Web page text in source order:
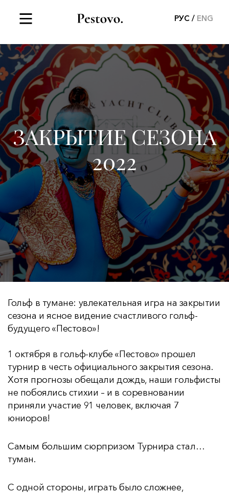
РУС ENG
ЗАКРЫТИЕ СЕЗОНА
2022
Гольф в тумане: увлекательная игра на закрытии
сезона и ясное видение счастливого гольф-
будущего «Пестово»!
1 октября в гольф-клубе «Пестово» прошел
турнир в честь официального закрытия сезона.
Хотя прогнозы обещали дождь, наши гольфисты
не побоялись стихии – и в соревновании
приняли участие 91 человек, включая 7
юниоров!
Самым большим сюрпризом Турнира стал…
туман.
С одной стороны, играть было сложнее,